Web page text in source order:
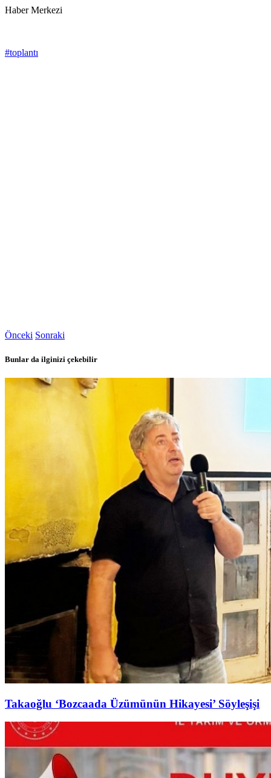
Haber Merkezi
#toplantı
Önceki Sonraki
Bunlar da ilginizi çekebilir
Takaoğlu ‘Bozcaada Üzümünün Hikayesi’ Söyleşişi